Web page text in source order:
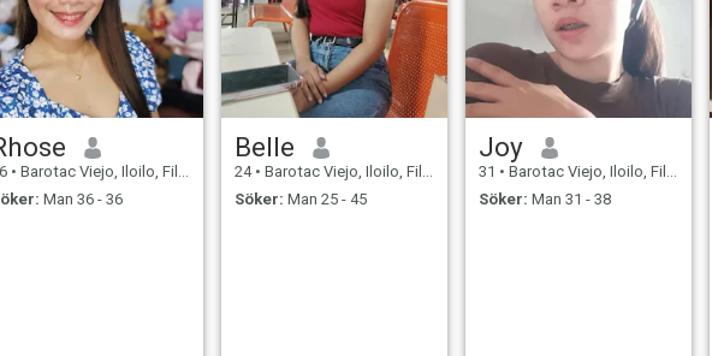
• Barotac Viejo, Iloilo, Filippinerna
Man 36 - 36
Belle
24 • Barotac Viejo, Iloilo, Filippinerna
Söker: Man 25 - 45
Joy
31 • Barotac Viejo, Iloilo, Filippinerna
Söker: Man 31 - 38